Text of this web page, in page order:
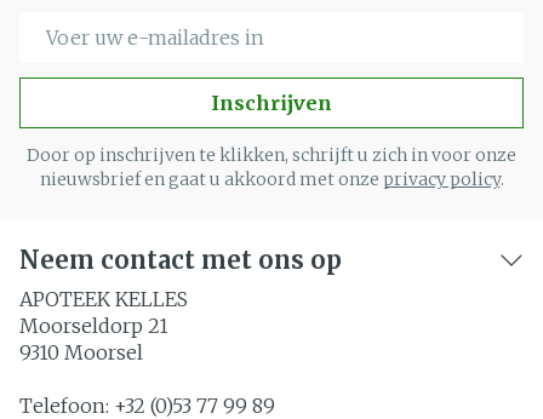
Inschrijven
Door op inschrijven te klikken, schrijft u zich in voor onze
nieuwsbrief en gaat u akkoord met onze privacy policy.
Neem contact met ons op
APOTEEK KELLES
Moorseldorp 21
9310 Moorsel
Telefoon: +32 (0)53 77 99 89